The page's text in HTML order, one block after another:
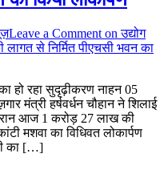
Leave a Comment on उद्योग
से निर्मित पीएचसी भवन का
हो रहा सुदृढ़ीकरण नाहन 05
मंत्री हर्षवर्धन चौहान ने शिलाई
आज 1 करोड़ 27 लाख की
मशवा का विधिवत लोकार्पण
का […]